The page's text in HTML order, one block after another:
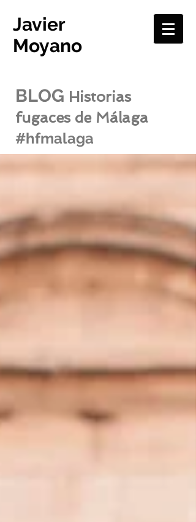
Javier
Moyano
BLOG Historias
fugaces de Málaga
#hfmalaga